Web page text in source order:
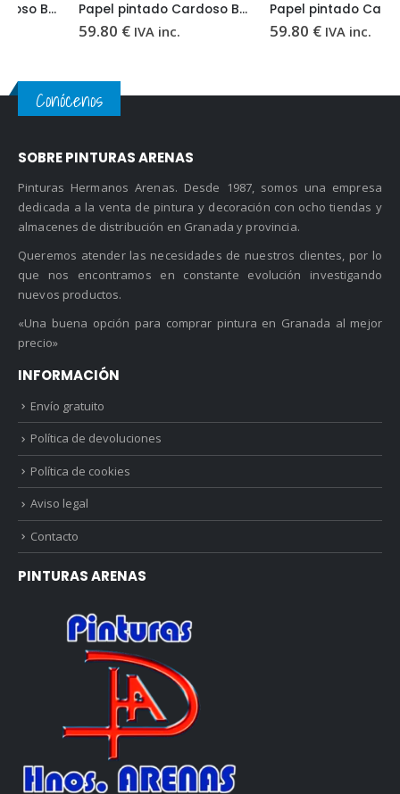
Papel pintado Cardoso Bali BL4919
IVA inc.
Papel pintado Cardoso Bali BL6007
IVA inc.
Conócenos
SOBRE PINTURAS ARENAS
Pinturas Hermanos Arenas. Desde 1987, somos una empresa
dedicada a la venta de pintura y decoración con ocho tiendas y
almacenes de distribución en Granada y provincia.
Queremos atender las necesidades de nuestros clientes, por lo
que nos encontramos en constante evolución investigando
nuevos productos.
«Una buena opción para comprar pintura en Granada al mejor
precio»
INFORMACIÓN
Envío gratuito
Política de devoluciones
Política de cookies
Aviso legal
Contacto
PINTURAS ARENAS